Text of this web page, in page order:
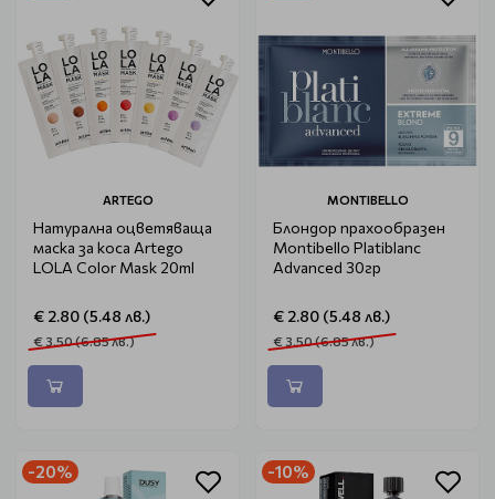
ARTEGO
Натурална оцветяваща
маска за коса Artego
LOLA Color Mask 20ml
€ 2.80 (5.48 лв.)
€ 3.50 (6.85 лв.)
MONTIBELLO
Блондор прахообразен
Montibello Platiblanc
Advanced 30гр
€ 2.80 (5.48 лв.)
€ 3.50 (6.85 лв.)
-20% -10%